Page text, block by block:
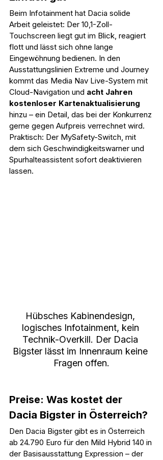
Beim Infotainment hat Dacia solide
Arbeit geleistet: Der 10,1-Zoll-
Touchscreen liegt gut im Blick, reagiert
flott und lässt sich ohne lange
Eingewöhnung bedienen. In den
Ausstattungslinien Extreme und Journey
kommt das Media Nav Live-System mit
Cloud-Navigation und acht Jahren
kostenloser Kartenaktualisierung
hinzu – ein Detail, das bei der Konkurrenz
gerne gegen Aufpreis verrechnet wird.
Praktisch: Der MySafety-Switch, mit
dem sich Geschwindigkeitswarner und
Spurhalteassistent sofort deaktivieren
lassen.
Hübsches Kabinendesign,
logisches Infotainment, kein
Technik-Overkill. Der Dacia
Bigster lässt im Innenraum keine
Fragen offen.
Preise: Was kostet der
Dacia Bigster in Österreich?
Den Dacia Bigster gibt es in Österreich
ab 24.790 Euro für den Mild Hybrid 140 in
der Basisausstattung Expression – der